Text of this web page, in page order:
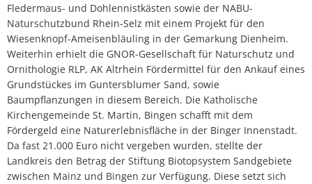
Fledermaus- und Dohlennistkästen sowie der NABU-
Naturschutzbund Rhein-Selz mit einem Projekt für den
Wiesenknopf-Ameisenbläuling in der Gemarkung Dienheim.
Weiterhin erhielt die GNOR-Gesellschaft für Naturschutz und
Ornithologie RLP, AK Altrhein Fördermittel für den Ankauf eines
Grundstückes im Guntersblumer Sand, sowie
Baumpflanzungen in diesem Bereich. Die Katholische
Kirchengemeinde St. Martin, Bingen schafft mit dem
Fördergeld eine Naturerlebnisfläche in der Binger Innenstadt.
Da fast 21.000 Euro nicht vergeben wurden, stellte der
Landkreis den Betrag der Stiftung Biotopsystem Sandgebiete
zwischen Mainz und Bingen zur Verfügung. Diese setzt sich